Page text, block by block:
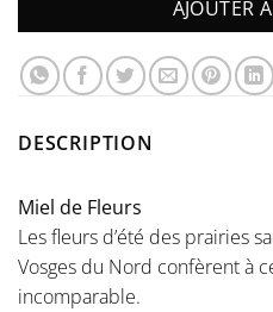
AJOUTER
DESCRIPTION
Miel de Fleurs
Les fleurs d’été des prairies
Vosges du Nord confèrent à
incomparable.